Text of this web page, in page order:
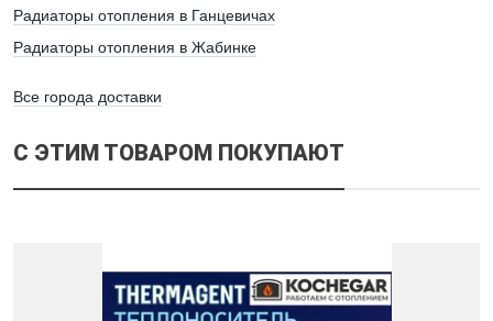
Радиаторы отопления в Ганцевичах
Радиаторы отопления в Жабинке
Все города доставки
С ЭТИМ ТОВАРОМ ПОКУПАЮТ